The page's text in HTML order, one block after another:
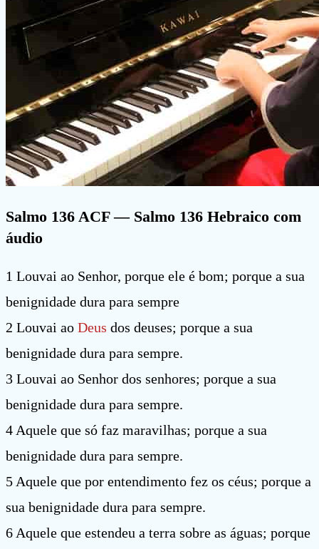
Salmo 136 ACF— Salmo 136 Hebraico com
áudio
1 Louvai ao Senhor, porque ele é bom; porque a sua
benignidade dura para sempre
2 Louvai ao Deus dos deuses; porque a sua
benignidade dura para sempre.
3 Louvai ao Senhor dos senhores; porque a sua
benignidade dura para sempre.
4 Aquele que só faz maravilhas; porque a sua
benignidade dura para sempre.
5 Aquele que por entendimento fez os céus; porque a
sua benignidade dura para sempre.
6 Aquele que estendeu a terra sobre as águas; porque